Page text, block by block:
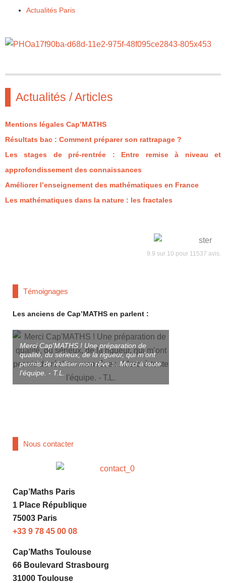
Actualités Paris
Actualités / Articles
Mentions légales Cap’MATHS
Résultats bac : Comment préparer son rattrapage ?
Les stages de pré-rentrée : Entre remise à niveau et
approfondissement des connaissances
Améliorer l’enseignement des mathématiques en France
Les mathématiques dans la nature : les fractales
9.9 sur 10 pour 11537 avis.
Témoignages
Les anciens de Cap’MATHS en parlent :
Merci Cap'MATHS ! Une préparation de
qualité, du sérieux, de la rigueur, qui m’ont
permis de réaliser mon rêve : . Merci à toute
l'équipe. - T.L.
Nous contacter
Cap’Maths Paris
1 Place République
75003 Paris
+33 9 78 45 00 08
Cap’Maths Toulouse
66 Boulevard Strasbourg
31000 Toulouse